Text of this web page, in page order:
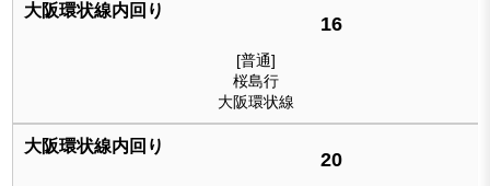
16
[普通]
桜島行
大阪環状線
20